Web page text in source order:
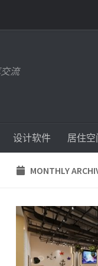
流
设计软件 居住空
MONTHLY